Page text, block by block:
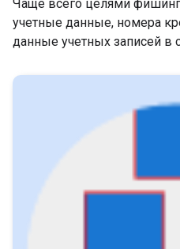
Чаще всего целями
учетные данные, номера
данные учетных записей в